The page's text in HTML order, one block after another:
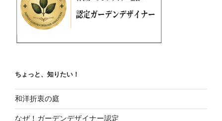
ちょっと、知りたい！
和洋折衷の庭
なぜ！ガーデンデザイナー認定